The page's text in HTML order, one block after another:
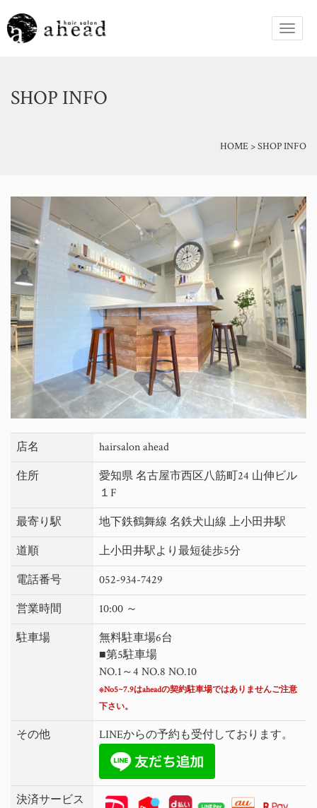
SHOP INFO
HOME >SHOP INFO
店名
hairsalon ahead
住所
愛知県 名古屋市西区八筋町24 山伸ビル
１F
最寄り駅
地下鉄鶴舞線 名鉄犬山線 上小田井駅
道順
上小田井駅より最短徒歩5分
電話番号
052-934-7429
営業時間
10:00 ～
駐車場
無料駐車場6台
■第5駐車場
NO.1～4 NO.8 NO.10
※No5~7.9はaheadの契約駐車場ではありませんご注意
下さい。
その他 LINEからの予約も受付しております。
決済サービス